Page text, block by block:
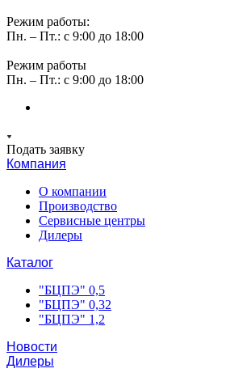
Режим работы:
Пн. – Пт.: с 9:00 до 18:00
Режим работы
Пн. – Пт.: с 9:00 до 18:00
Подать заявку
Компания
О компании
Производство
Сервисные центры
Дилеры
Каталог
"БЦПЭ" 0,5
"БЦПЭ" 0,32
"БЦПЭ" 1,2
Новости
Дилеры